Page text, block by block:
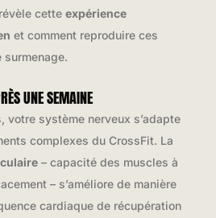
cette expérience
et comment reproduire ces
UNE SEMAINE
votre système nerveux s’adapte
complexes du CrossFit. La
– capacité des muscles à
– s’améliore de manière
cardiaque de récupération